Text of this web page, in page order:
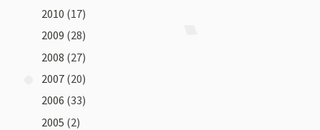
2010 (17)
2009 (28)
2008 (27)
2007 (20)
2006 (33)
2005 (2)